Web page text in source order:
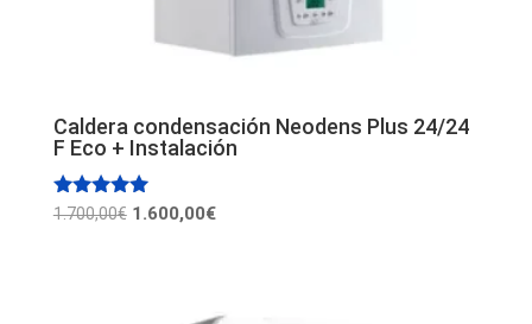
Caldera condensación Neodens Plus 24/24
F Eco + Instalación
Valorado
1.700,00€ El
1.600,00€El